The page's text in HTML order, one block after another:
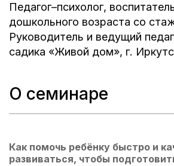
Педагог–психолог,
дошкольного возраста со
Руководитель и ведущий
садика «Живой дом», г.
О семинаре
Как помочь ребёнку быстро и
развиваться, чтобы